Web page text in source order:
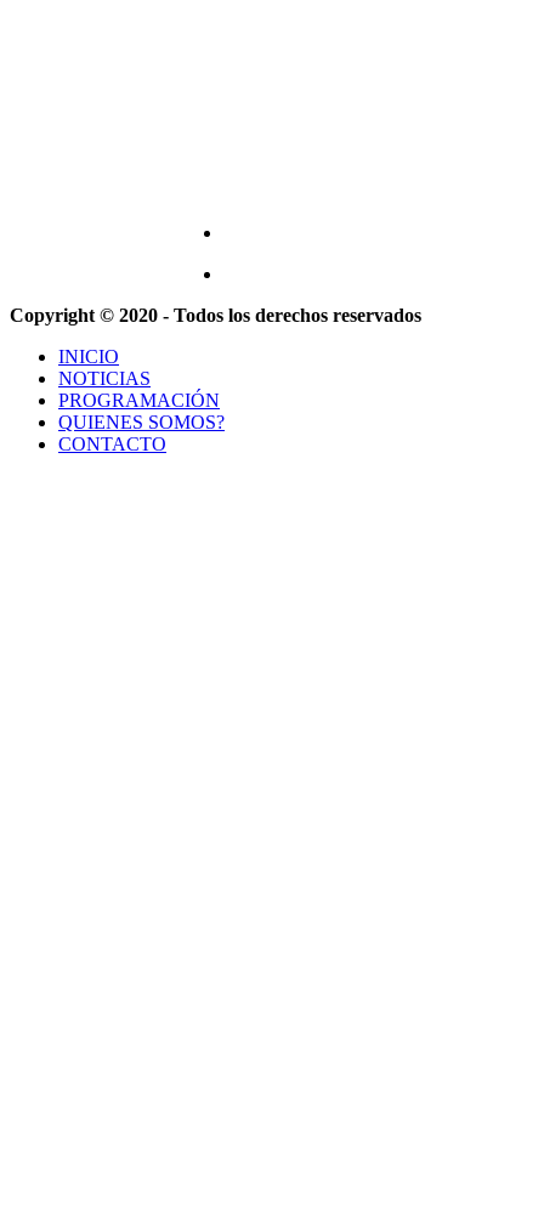
Copyright © 2020 - Todos los derechos reservados
INICIO
NOTICIAS
PROGRAMACIÓN
QUIENES SOMOS?
CONTACTO